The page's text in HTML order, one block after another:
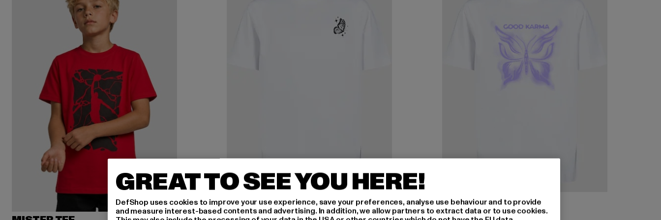
MISTER TEE
Beyond Your Dreams
MISTER TEE
Good Karma Butterfly
GREAT TO SEE YOU HERE!
DefShop uses cookies to improve your use experience, save your preferences, analyse use behaviour and to provide
and measure interest-based contents and advertising. In addition, we allow partners to extract data or to use cookies.